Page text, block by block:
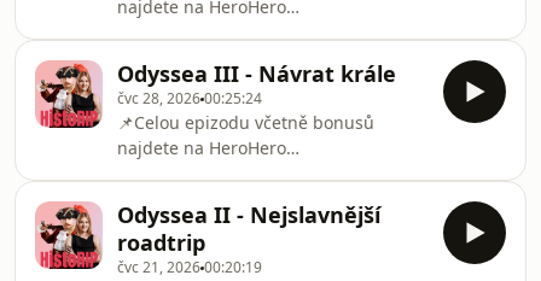
najdete na HeroHero
nejšílenějšími metodami a my nejsme
v žádném případě výjimkou. Ale
vyrovnají se extrémní kosmetické
procedury dneška těm z historie?
Odyssea III - Návrat krále
čvc 28, 202600:25:24
📌Celou epizodu včetně bonusů
najdete na HeroHero
hněvem bohů a říší mrtvých se
pomalu vrací Odysseus domů. Ne, že
by cestou neměl pár příjemnějších
Odyssea II - Nejslavnější
roadtrip
čvc 21, 202600:20:19